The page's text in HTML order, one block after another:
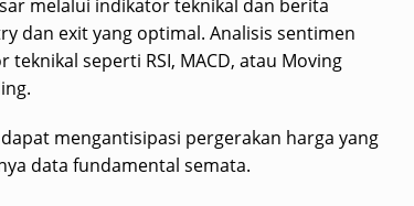
melalui indikator teknikal dan berita
dan exit yang optimal. Analisis sentimen
seperti RSI, MACD, atau Moving
mengantisipasi pergerakan harga yang
data fundamental semata.